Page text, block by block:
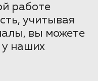
работе
учитывая
вы можете
у наших